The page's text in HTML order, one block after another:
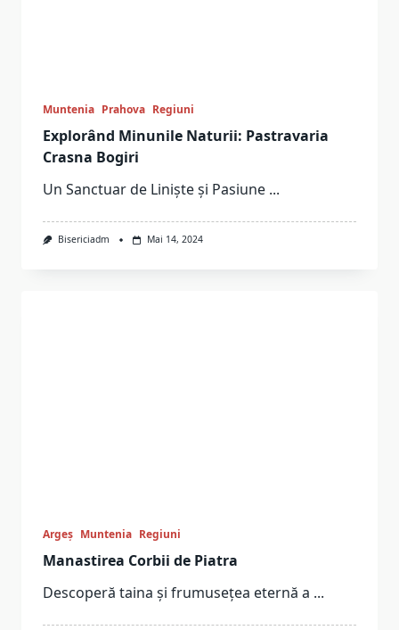
Muntenia Prahova Regiuni
Explorând Minunile Naturii: Pastravaria
Crasna Bogiri
Un Sanctuar de Liniște și Pasiune ...
Bisericiadm Mai 14, 2024
Argeș Muntenia Regiuni
Manastirea Corbii de Piatra
Descoperă taina și frumusețea eternă a ...